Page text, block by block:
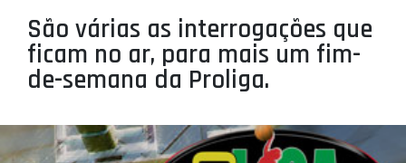
AGENTES
AGENDA
SELEÇÕES
ÁREA TÉCNICA
São várias as interrogações que
ficam no ar, para mais um fim-
de-semana da Proliga.